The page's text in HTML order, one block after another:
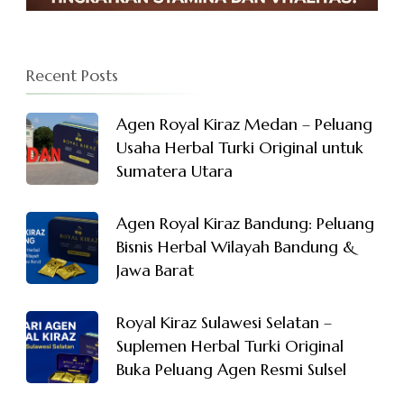
Recent Posts
Agen Royal Kiraz Medan – Peluang
Usaha Herbal Turki Original untuk
Sumatera Utara
Agen Royal Kiraz Bandung: Peluang
Bisnis Herbal Wilayah Bandung &
Jawa Barat
Royal Kiraz Sulawesi Selatan –
Suplemen Herbal Turki Original
Buka Peluang Agen Resmi Sulsel